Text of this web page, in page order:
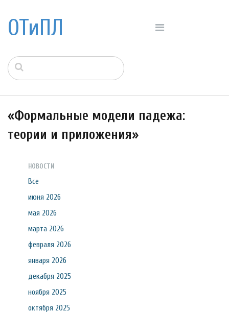
ОТиПЛ
«Формальные модели падежа:
теории и приложения»
НОВОСТИ
Все
июня 2026
мая 2026
марта 2026
февраля 2026
января 2026
декабря 2025
ноября 2025
октября 2025